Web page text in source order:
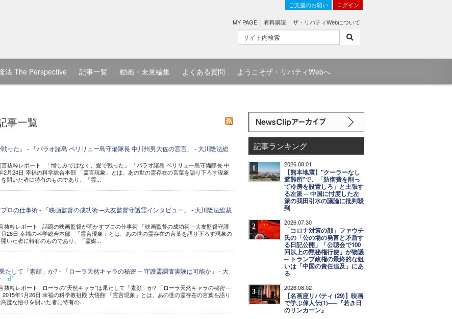
ご支援のお願い ログイン
MY PAGE 有料購読 ザ・リバティWebについて
法 The Perspective 記事一覧 動画・未来編集 よくある質問 ようこそザ・リバティWebへ
事一覧
戦った」 - 「パラオ諸島 ペリリュー島守備隊長 中川州男大佐の霊言」 - 大川隆法総
抜粋レポート 「憎しみではなく、愛で戦った」 「パラオ諸島 ペリリュー島守備隊長 中
2月24日 幸福の科学総合本部 「霊言現象」とは、あの世の霊存在の言葉を語り下ろす現象
開いた者に特有のものであり、「霊...
ロの仕事術 - 「映画監督の成功術 ─大友監督守護霊インタビュー」 - 大川隆法総裁
抜粋レポート 話題の映画監督が明かすプロの仕事術 「映画監督の成功術 ─大友監督守護
28日 幸福の科学総合本部 「霊言現象」とは、あの世の霊存在の言葉を語り下ろす現象の
いた者に特有のものであり、「霊媒...
たして「素顔」か? - 「ローラ天然キャラの秘密 ─ 守護霊調査実験は可能か」 - 大
抜粋レポート ローラの"天然キャラ"は果たして「素顔」か? 「ローラ天然キャラの秘密 ─
年1月26日 幸福の科学教祖殿 大悟館 「霊言現象」とは、あの世の霊存在の言葉を語り
度な悟りを開いた者に特有の...
記事ランキング
1 2026.08.01
【熊本地震】"クーラーなし
避難所"で、「防衛費を削っ
て冷房を設置しろ」と主張す
る左派 ─ 中国に忖度した左
派の我田引水の議論に批判殺
到
2 2026.07.30
「コロナ対策の顔」ファウチ
氏の「公の場の発言と矛盾す
る日記公開」「公聴会で100
回以上の黙秘権行使」が物議
─ トランプ政権の最終的な狙
いは「中国の責任追及」にあ
る
3 2026.08.02
【名画座リバティ (29)】映画
で学ぶ偉人伝(1)──『若き日
のリンカーン』